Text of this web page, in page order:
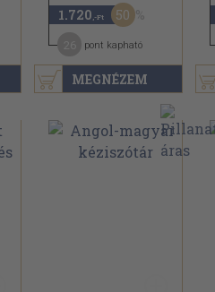
MEGNÉZEM
1.720 ,-Ft 50
pont kapható